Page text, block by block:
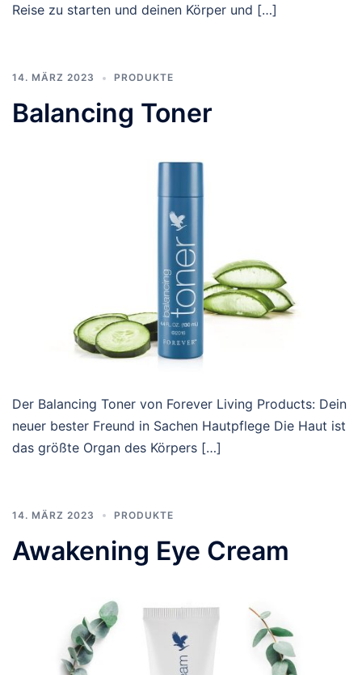
Reise zu starten und deinen Körper und […]
14. MÄRZ 2023 PRODUKTE
Balancing Toner
Der Balancing Toner von Forever Living Products: Dein
neuer bester Freund in Sachen Hautpflege Die Haut ist
das größte Organ des Körpers […]
14. MÄRZ 2023 PRODUKTE
Awakening Eye Cream